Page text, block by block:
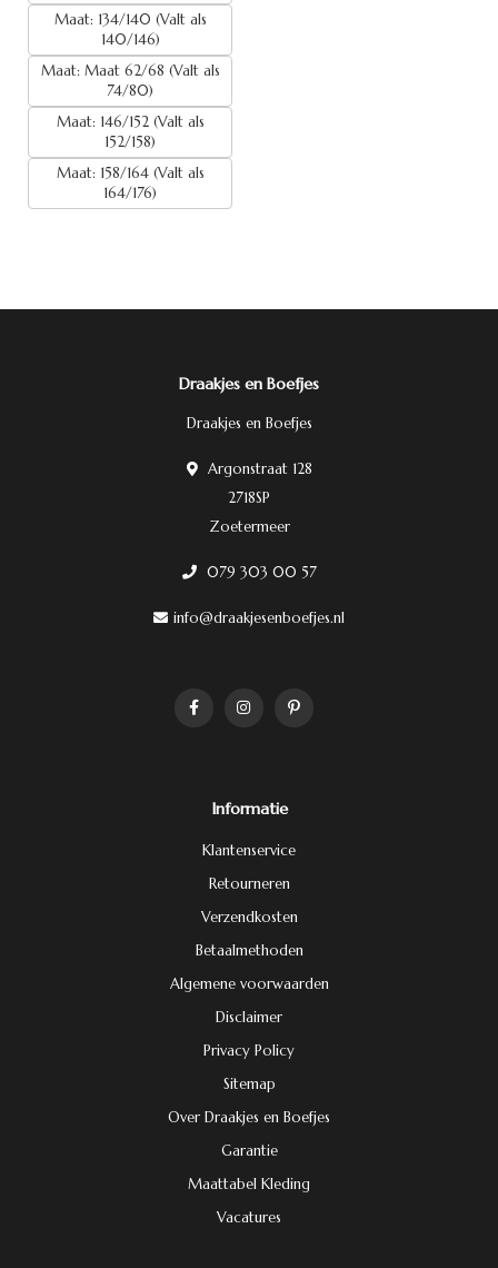
Maat: 134/140 (Valt als
140/146)
Maat: Maat 62/68 (Valt als
74/80)
Maat: 146/152 (Valt als
152/158)
Maat: 158/164 (Valt als
164/176)
Draakjes en Boefjes
Draakjes en Boefjes
Argonstraat 128
2718SP
Zoetermeer
079 303 00 57
info@draakjesenboefjes.nl
Informatie
Klantenservice
Retourneren
Verzendkosten
Betaalmethoden
Algemene voorwaarden
Disclaimer
Privacy Policy
Sitemap
Over Draakjes en Boefjes
Garantie
Maattabel Kleding
Vacatures